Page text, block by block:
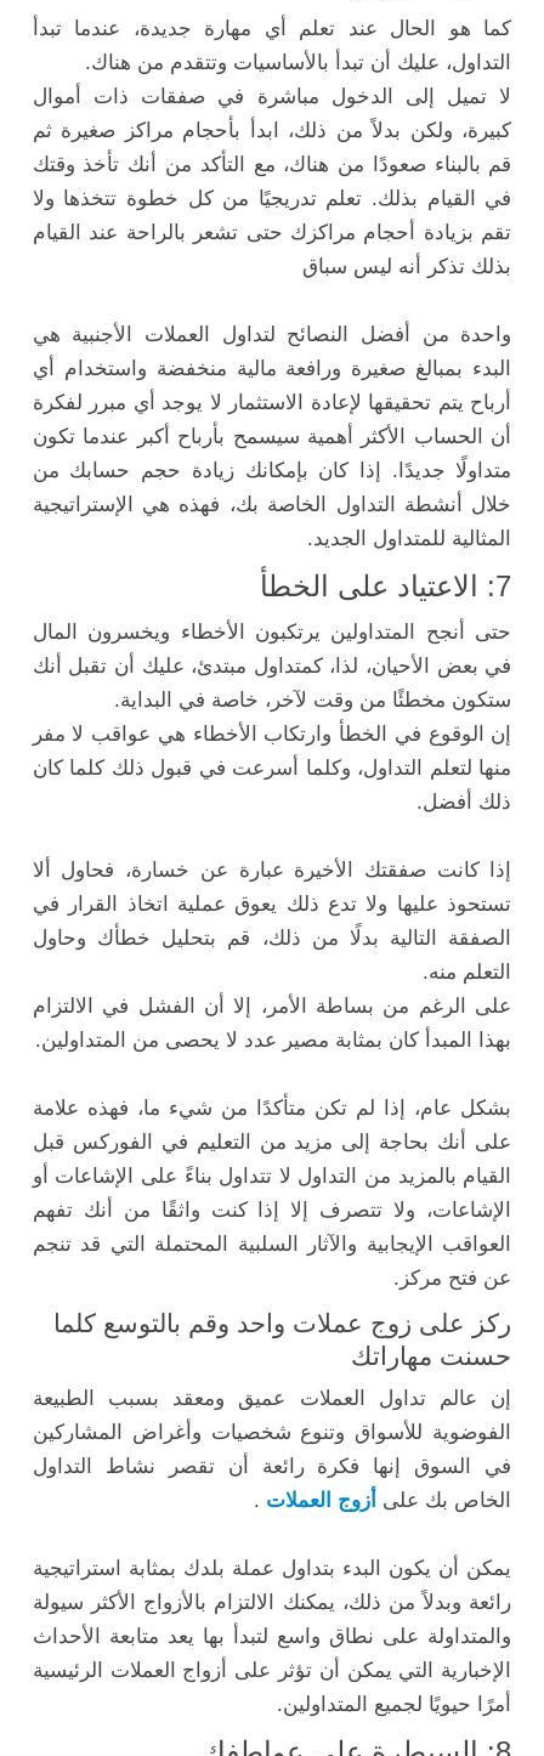
كما هو الحال عند تعلم أي مهارة جديدة، عندما تبدأ
التداول، عليك أن تبدأ بالأساسيات وتتقدم من هناك.
لا تميل إلى الدخول مباشرة في صفقات ذات أموال
كبيرة، ولكن بدلاً من ذلك، ابدأ بأحجام مراكز صغيرة ثم
قم بالبناء صعودًا من هناك، مع التأكد من أنك تأخذ وقتك
في القيام بذلك. تعلم تدريجيًا من كل خطوة تتخذها ولا
تقم بزيادة أحجام مراكزك حتى تشعر بالراحة عند القيام
بذلك تذكر أنه ليس سباق
واحدة من أفضل النصائح لتداول العملات الأجنبية هي
البدء بمبالغ صغيرة ورافعة مالية منخفضة واستخدام أي
أرباح يتم تحقيقها لإعادة الاستثمار لا يوجد أي مبرر لفكرة
أن الحساب الأكثر أهمية سيسمح بأرباح أكبر عندما تكون
متداولًا جديدًا. إذا كان بإمكانك زيادة حجم حسابك من
خلال أنشطة التداول الخاصة بك، فهذه هي الإستراتيجية
المثالية للمتداول الجديد.
7: الاعتياد على الخطأ
حتى أنجح المتداولين يرتكبون الأخطاء ويخسرون المال
في بعض الأحيان، لذا، كمتداول مبتدئ، عليك أن تقبل أنك
ستكون مخطئًا من وقت لآخر، خاصة في البداية.
إن الوقوع في الخطأ وارتكاب الأخطاء هي عواقب لا مفر
منها لتعلم التداول، وكلما أسرعت في قبول ذلك كلما كان
ذلك أفضل.
إذا كانت صفقتك الأخيرة عبارة عن خسارة، فحاول ألا
تستحوذ عليها ولا تدع ذلك يعوق عملية اتخاذ القرار في
الصفقة التالية بدلًا من ذلك، قم بتحليل خطأك وحاول
التعلم منه.
على الرغم من بساطة الأمر، إلا أن الفشل في الالتزام
بهذا المبدأ كان بمثابة مصير عدد لا يحصى من المتداولين.
بشكل عام، إذا لم تكن متأكدًا من شيء ما، فهذه علامة
على أنك بحاجة إلى مزيد من التعليم في الفوركس قبل
القيام بالمزيد من التداول لا تتداول بناءً على الإشاعات أو
الإشاعات، ولا تتصرف إلا إذا كنت واثقًا من أنك تفهم
العواقب الإيجابية والآثار السلبية المحتملة التي قد تنجم
عن فتح مركز.
ركز على زوج عملات واحد وقم بالتوسع كلما
حسنت مهاراتك
إن عالم تداول العملات عميق ومعقد بسبب الطبيعة
الفوضوية للأسواق وتنوع شخصيات وأغراض المشاركين
في السوق إنها فكرة رائعة أن تقصر نشاط التداول
الخاص بك على أزوج العملات .
يمكن أن يكون البدء بتداول عملة بلدك بمثابة استراتيجية
رائعة وبدلاً من ذلك، يمكنك الالتزام بالأزواج الأكثر سيولة
والمتداولة على نطاق واسع لتبدأ بها يعد متابعة الأحداث
الإخبارية التي يمكن أن تؤثر على أزواج العملات الرئيسية
أمرًا حيويًا لجميع المتداولين.